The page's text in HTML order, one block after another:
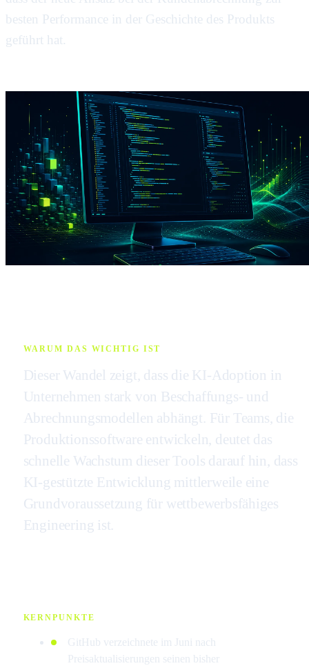
besten Performance in der Geschichte des Produkts
geführt hat.
WARUM DAS WICHTIG IST
Dieser Wandel zeigt, dass die KI-Adoption in
Unternehmen stark von Beschaffungs- und
Abrechnungsmodellen abhängt. Für Teams, die
Produktionssoftware entwickeln, deutet das
schnelle Wachstum dieser Tools darauf hin, dass
KI-gestützte Entwicklung mittlerweile eine
Grundvoraussetzung für wettbewerbsfähiges
Engineering ist.
KERNPUNKTE
GitHub verzeichnete im Juni nach
Preisaktualisierungen seinen bisher